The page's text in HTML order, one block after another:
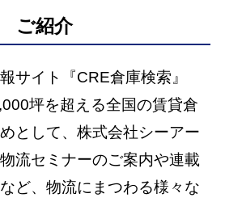
ご紹介
サイト『CRE倉庫検索』
坪を超える全国の賃貸倉
として、株式会社シーアー
流セミナーのご案内や連載
ど、物流にまつわる様々な